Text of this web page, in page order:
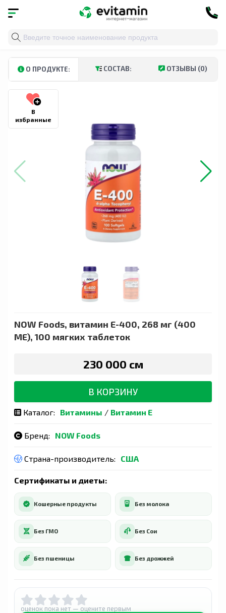
Главная Витамины и минералы
О ПРОДУКТЕ: СОСТАВ: ОТЗЫВЫ (0)
В
избранные
NOW Foods, витамин E-400, 268 мг (400
МЕ), 100 мягких таблеток
230 000 сӯм
В КОРЗИНУ
Каталог: Витамины / Витамин Е
Бренд: NOW Foods
Страна-производитель: США
Сертификаты и диеты:
Кошерные продукты Без молока
Без ГМО Без Сои
Без пшеницы Без дрожжей
оценок пока нет — оцените первым